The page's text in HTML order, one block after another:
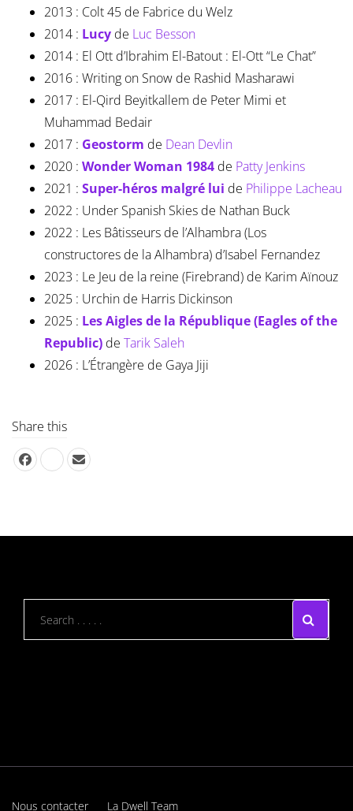
2013 : Colt 45 de Fabrice du Welz
2014 : Lucyde Luc Besson
2014 : El Ott d’Ibrahim El-Batout : El-Ott “Le Chat”
2016 : Writing on Snow de Rashid Masharawi
2017 : El-Qird Beyitkallem de Peter Mimi et
Muhammad Bedair
2017 : Geostorm de Dean Devlin
2020 : Wonder Woman 1984de Patty Jenkins
2021 : Super-héros malgré lui de Philippe Lacheau
2022 : Under Spanish Skies de Nathan Buck
2022 : Les Bâtisseurs de l’Alhambra (Los
constructores de la Alhambra) d’Isabel Fernandez
2023 : Le Jeu de la reine (Firebrand) de Karim Aïnouz
2025 : Urchin de Harris Dickinson
2025 : Les Aigles de la République (Eagles of the
Republic) de Tarik Saleh
2026 : L’Étrangère de Gaya Jiji
Share this
Nous contacter La Dwell Team